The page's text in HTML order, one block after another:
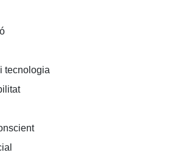
tecnologia